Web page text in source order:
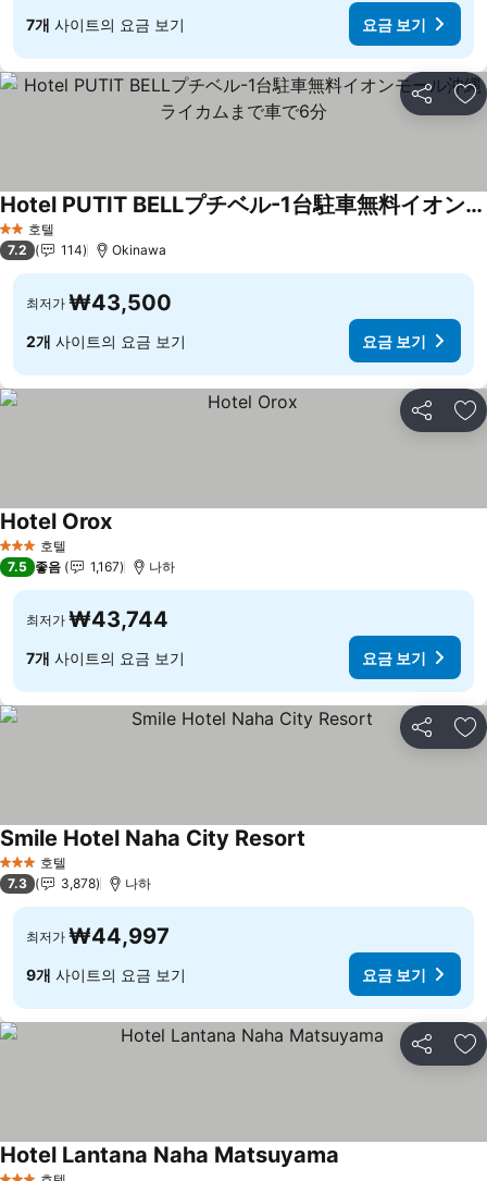
7개 사이트의 요금 보기 요금 보기
공유 즐
2 성급호텔
Hotel PUTIT BELLプチベル-1台駐車無料イオンモール沖縄ライカムまで車で6分
7.2 114 Okinawa
최저가 ₩43,500
2개 사이트의 요금 보기 요금 보기
공유 즐
3 성급 호텔
Hotel Orox
7.5 좋음 1,167 나하
최저가 ₩43,744
7개 사이트의 요금 보기 요금 보기
공유 즐
3 성급 호텔
Smile Hotel Naha City Resort
7.3 3,878 나하
최저가 ₩44,997
9개 사이트의 요금 보기 요금 보기
공유 즐
Hotel Lantana Naha Matsuyama